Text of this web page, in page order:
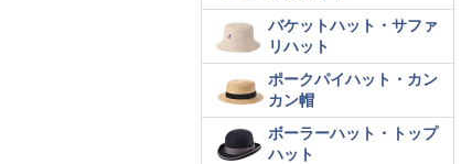
バケットハット・サファ
リハット
ポークパイハット・カン
カン帽
ボーラーハット・トップ
ハット